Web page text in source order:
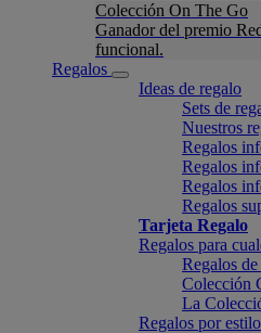
Colección On The Go
Ganador del premio
funcional.
Regalos
Ideas de regalo
Sets de
Nuestros
Regalos
Regalos
Regalos
Regalos
Tarjeta Regalo
Regalos para
Regalos de
Colección
La
Regalos por